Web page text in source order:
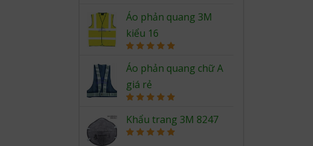
out of 5
Áo phản quang 3M
kiểu 16
out of 5
Áo phản quang chữ A
giá rẻ
out of 5
Khẩu trang 3M 8247